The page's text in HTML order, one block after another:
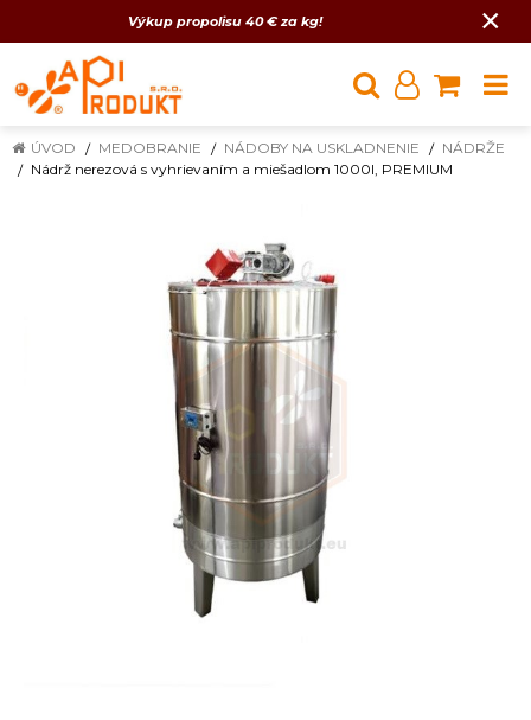
Výkup propolisu 40 € za kg! ×
ÚVOD MEDOBRANIE NÁDOBY NA USKLADNENIE
NÁDRŽE
Nádrž nerezová s vyhrievaním a miešadlom 1000l, PREMIUM